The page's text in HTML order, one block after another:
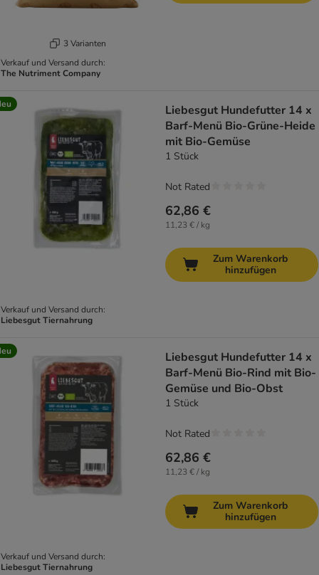
3 Varianten
Verkauf und Versand durch:
The Nutriment Company
Verkauf und Versand durch:
Liebesgut Tiernahrung
Liebesgut Hundefutter 14 x
Barf-Menü Bio-Grüne-Heide
mit Bio-Gemüse
1 Stück
62,86 €
11,23 € / kg
Not Rated
Zum Warenkorb
hinzufügen
Verkauf und Versand durch:
Liebesgut Tiernahrung
Liebesgut Hundefutter 14 x
Barf-Menü Bio-Rind mit Bio-
Gemüse und Bio-Obst
1 Stück
62,86 €
11,23 € / kg
Not Rated
Zum Warenkorb
hinzufügen